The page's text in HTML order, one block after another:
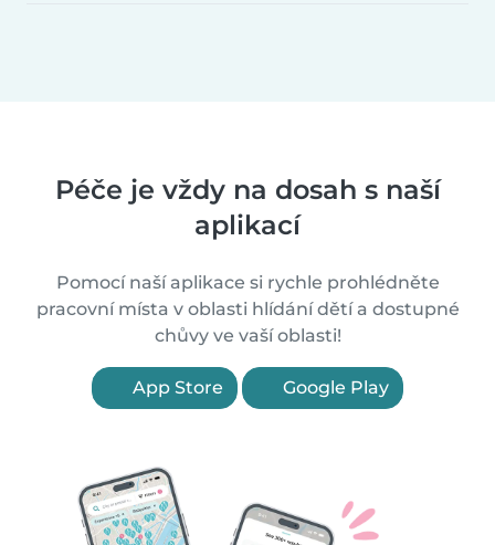
Péče je vždy na dosah s naší
aplikací
Pomocí naší aplikace si rychle prohlédněte
pracovní místa v oblasti hlídání dětí a dostupné
chůvy ve vaší oblasti!
App Store Google Play